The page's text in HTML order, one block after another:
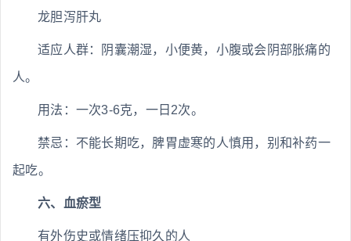
龙胆泻肝丸
适应人群：阴囊潮湿，小便黄，小腹或会阴部胀痛的
人。
用法：一次3-6克，一日2次。
禁忌：不能长期吃，脾胃虚寒的人慎用，别和补药一
起吃。
六、血瘀型
有外伤史或情绪压抑久的人